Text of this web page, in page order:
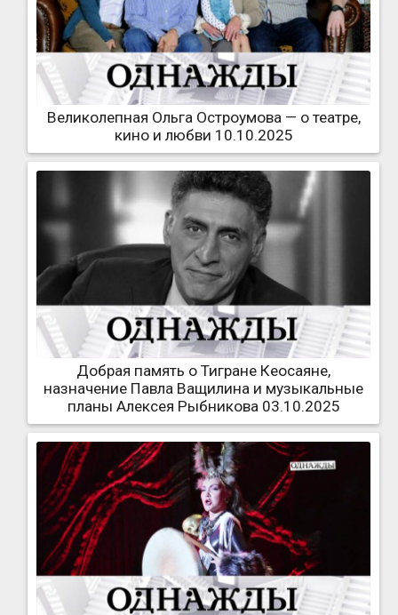
Великолепная Ольга Остроумова — о театре,
кино и любви 10.10.2025
Добрая память о Тигране Кеосаяне,
назначение Павла Ващилина и музыкальные
планы Алексея Рыбникова 03.10.2025